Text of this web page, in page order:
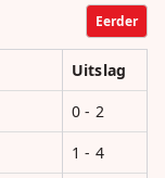
Eerder
Uitslag
0 - 2
1 - 4